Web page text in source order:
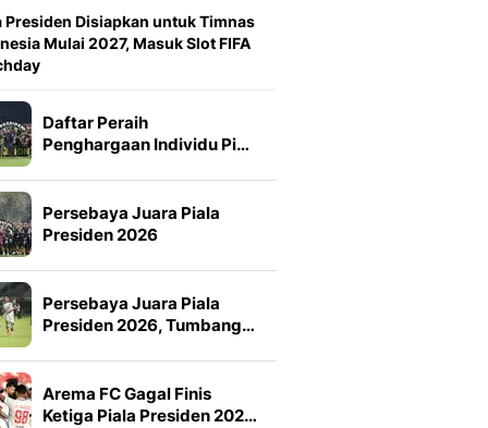
Presiden Disiapkan untuk Timnas
Mulai 2027, Masuk Slot FIFA
Daftar Peraih
Penghargaan Individu Pi…
Persebaya Juara Piala
Presiden 2026
Persebaya Juara Piala
Presiden 2026, Tumbang…
Arema FC Gagal Finis
Ketiga Piala Presiden 202…